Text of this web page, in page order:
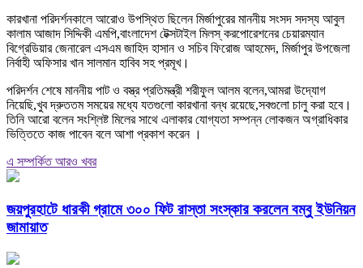
কারখানা পরিদর্শনকালে আরোও উপস্থিত ছিলেন মির্জাপুরের মাননীয় সংসদ সদস্য আবুল
কালাম আজাদ সিদ্দিকী এমপি,বাংলাদেশ টেক্সটাইল মিলস্ করপোরেশনের চেয়ারম্যান
বিগ্রেডিয়ার জেনারেল এসএম জাহিদ হাসান ও সচিব ফিরোজ আহমেদ, মির্জাপুর উপজেলা
নির্বাহী অফিসার খান সালমান হাবিব সহ প্রমূখ।
পরিদর্শন শেষে মাননীয় পাট ও বস্ত্র প্রতিমন্ত্রী শরীফুল আলম বলেন,আমরা উদ্যোগ
নিয়েছি,খুব দ্রুততম সময়ের মধ্যে যতগুলো কারখানা বন্ধ রয়েছে,সবগুলো চালু করা হবে।
তিনি আরো বলেন সংশ্লিষ্ট মিলের সাথে এলাকার যোগ্যতা সম্পন্ন লোকজন অগ্রাধিকার
ভিত্তিতে কাজ পাবেন বলে আশা প্রকাশ করেন ।
এ সম্পর্কিত আরও খবর
জয়পুরহাটে ধারকী গ্রামে ৩০০ ফিট রাস্তা সংস্কার করলেন বম্বু ইউনিয়ন
জামায়াত